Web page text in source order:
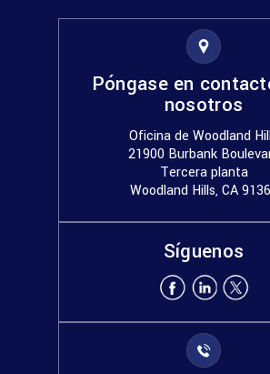
Póngase en
nosotros
Oficina de Woodland
21900 Burbank
Tercera planta
Woodland Hills, CA
Síguenos